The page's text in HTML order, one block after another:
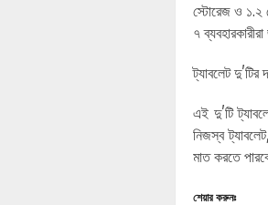
স্টোরেজ ও ১.২
৭
ট্যাবলেট
এই দু’টি
নিজস্ব
মাত করতে
শেয়ার করুনঃ